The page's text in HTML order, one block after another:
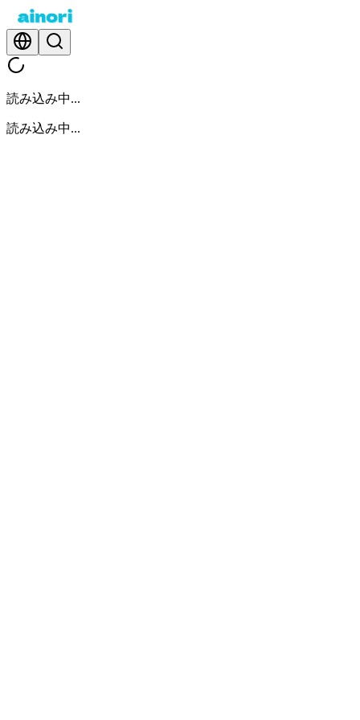
読み込み中...
読み込み中...